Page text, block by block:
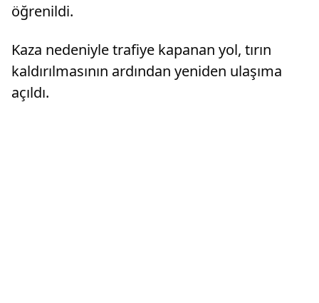
öğrenildi.
Kaza nedeniyle trafiye kapanan yol, tırın
kaldırılmasının ardından yeniden ulaşıma
açıldı.